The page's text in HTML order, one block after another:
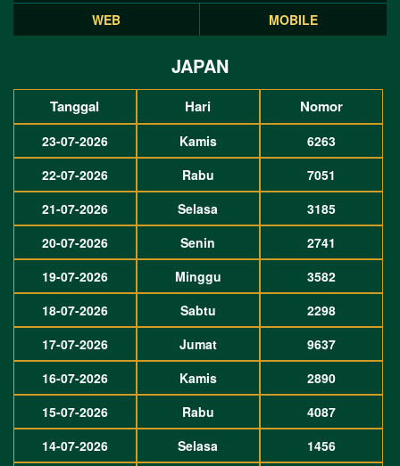
WEB
MOBILE
JAPAN
Tanggal Hari Nomor
23-07-2026 Kamis
6263
22-07-2026
Rabu
7051
21-07-2026
Selasa
3185
20-07-2026
Senin
2741
19-07-2026
Minggu
3582
18-07-2026
Sabtu
2298
17-07-2026
Jumat
9637
16-07-2026
Kamis
2890
15-07-2026
Rabu
4087
14-07-2026
Selasa 1456